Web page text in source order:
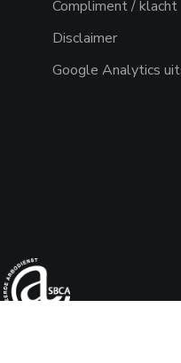
Compliment / klacht
Disclaimer
Google Analytics